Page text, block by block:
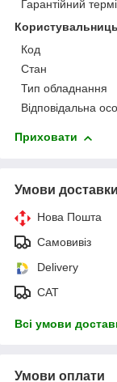
Гарантійний
Код
Стан
Тип обладнання
Відповідальна
Приховати
Умови доставки
Нова Пошта
Самовивіз
Delivery
САТ
Всі умови
Умови оплати